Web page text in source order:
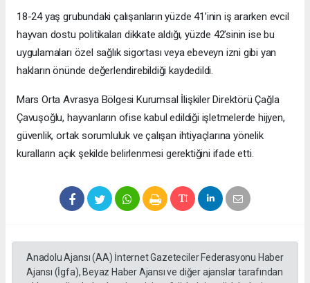
18-24 yaş grubundaki çalışanların yüzde 41’inin iş ararken evcil
hayvan dostu politikaları dikkate aldığı, yüzde 42’sinin ise bu
uygulamaları özel sağlık sigortası veya ebeveyn izni gibi yan
hakların önünde değerlendirebildiği kaydedildi.
Mars Orta Avrasya Bölgesi Kurumsal İlişkiler Direktörü Çağla
Çavuşoğlu, hayvanların ofise kabul edildiği işletmelerde hijyen,
güvenlik, ortak sorumluluk ve çalışan ihtiyaçlarına yönelik
kuralların açık şekilde belirlenmesi gerektiğini ifade etti.
Anadolu Ajansı (AA) İnternet Gazeteciler Federasyonu Haber
Ajansı (İgfa), Beyaz Haber Ajansı ve diğer ajanslar tarafından